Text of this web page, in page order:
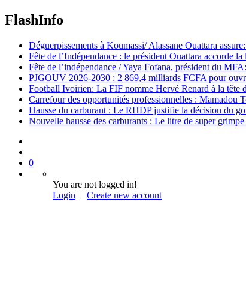
FlashInfo
Déguerpissements à Koumassi/ Alassane Ouattara
Fête de l’Indépendance : le président Ouattara accorde
Fête de l’indépendance / Yaya Fofana, président du
PJGOUV 2026-2030 : 2 869,4 milliards FCFA pour
Football Ivoirien: La FIF nomme Hervé Renard à la tête
Carrefour des opportunités professionnelles : Mamadou
Hausse du carburant : Le RHDP justifie la décision du
Nouvelle hausse des carburants : Le litre de super
0
You are not logged in!
Login | Create new account